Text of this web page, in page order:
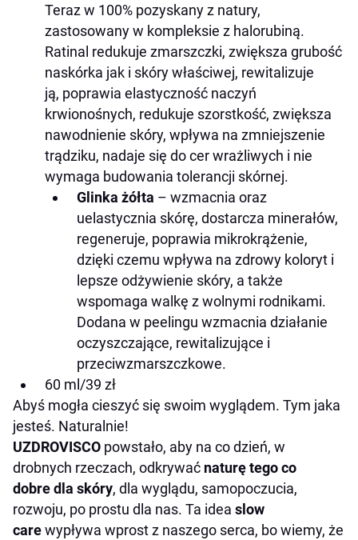
Teraz w 100% pozyskany z natury,
zastosowany w kompleksie z halorubiną.
Ratinal redukuje zmarszczki, zwiększa grubość
naskórka jak i skóry właściwej, rewitalizuje
ją, poprawia elastyczność naczyń
krwionośnych, redukuje szorstkość, zwiększa
nawodnienie skóry, wpływa na zmniejszenie
trądziku, nadaje się do cer wrażliwych i nie
wymaga budowania tolerancji skórnej.
Glinka żółta – wzmacnia oraz
uelastycznia skórę, dostarcza minerałów,
regeneruje, poprawia mikrokrążenie,
dzięki czemu wpływa na zdrowy koloryt i
lepsze odżywienie skóry, a także
wspomaga walkę z wolnymi rodnikami.
Dodana w peelingu wzmacnia działanie
oczyszczające, rewitalizujące i
przeciwzmarszczkowe.
60 ml/39 zł
Abyś mogła cieszyć się swoim wyglądem. Tym jaka
jesteś. Naturalnie!
UZDROVISCO powstało, aby na co dzień, w
drobnych rzeczach, odkrywać naturę tego co
dobredla skóry, dla wyglądu, samopoczucia,
rozwoju, po prostu dla nas. Ta idea slow
carewypływa wprost z naszego serca, bo wiemy, że